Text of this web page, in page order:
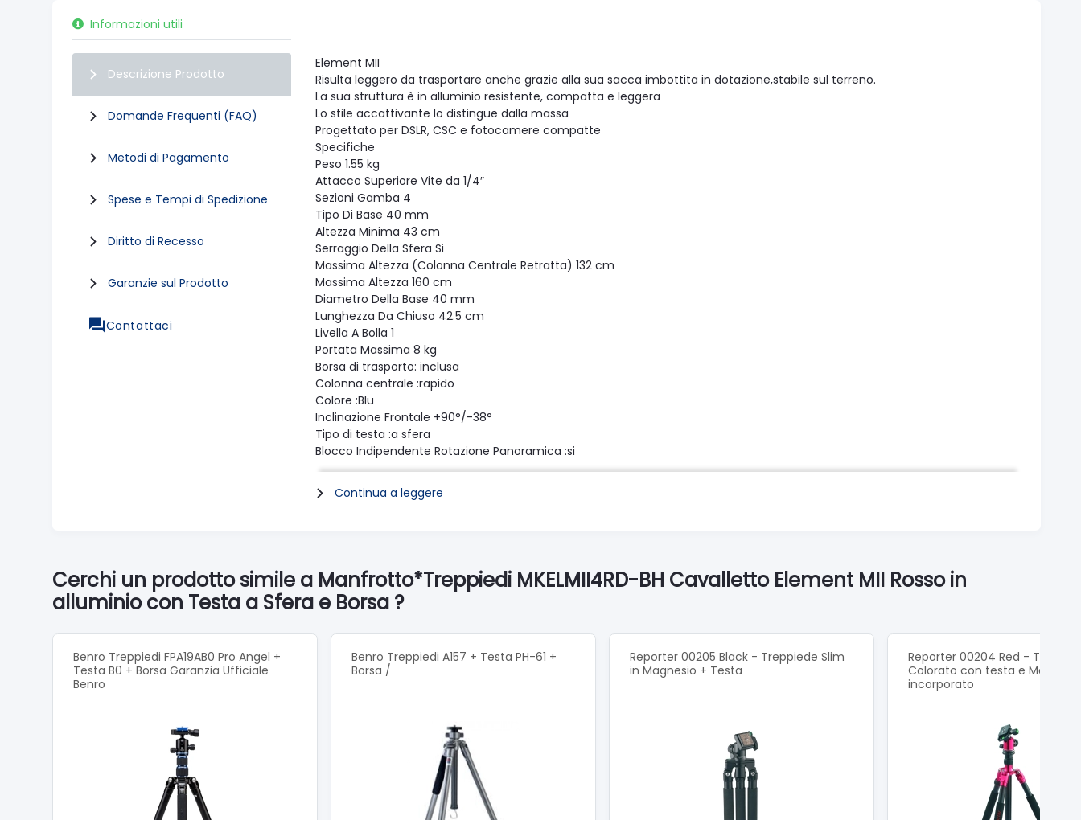
Informazioni utili
Descrizione Prodotto
Domande Frequenti (FAQ)
Metodi di Pagamento
Spese e Tempi di Spedizione
Diritto di Recesso
Garanzie sul Prodotto
Contattaci
Element MII
Risulta leggero da trasportare anche grazie alla sua sacca imbottita in dotazione,stabile sul terreno.
La sua struttura è in alluminio resistente, compatta e leggera
Lo stile accattivante lo distingue dalla massa
Progettato per DSLR, CSC e fotocamere compatte
Specifiche
Peso 1.55 kg
Attacco Superiore Vite da 1/4″
Sezioni Gamba 4
Tipo Di Base 40 mm
Altezza Minima 43 cm
Serraggio Della Sfera Si
Massima Altezza (Colonna Centrale Retratta) 132 cm
Massima Altezza 160 cm
Diametro Della Base 40 mm
Lunghezza Da Chiuso 42.5 cm
Livella A Bolla 1
Portata Massima 8 kg
Borsa di trasporto: inclusa
Colonna centrale :rapido
Colore :Blu
Inclinazione Frontale +90°/-38°
Tipo di testa :a sfera
Blocco Indipendente Rotazione Panoramica :si
Blocco Indipendente Dell'Inclinazione:si
Inclinazione Laterale: +90°/-38°
Tipo di gamba :tubo singolo
Materiale :Alluminio
Temperatura di lavoro massima: 70 °C
Temperatura Di Lavoro Minima :-30 °C
Rotazione Panoramica :360° °
Tipo Di Piastra :200LT-PL-PRO
Rilascio Rapido :Si
Continua a leggere
Cerchi un prodotto simile a Manfrotto*Treppiedi MKELMII4RD-BH Cavalletto Element MII Rosso in
alluminio con Testa a Sfera e Borsa ?
Benro Treppiedi FPA19AB0 Pro Angel +
Testa B0 + Borsa Garanzia Ufficiale
Benro
Benro Treppiedi A157 + Testa PH-61 +
Borsa /
Reporter 00205 Black - Treppiede Slim
in Magnesio + Testa
Reporter 00204 Red -
Colorato con testa e
incorporato